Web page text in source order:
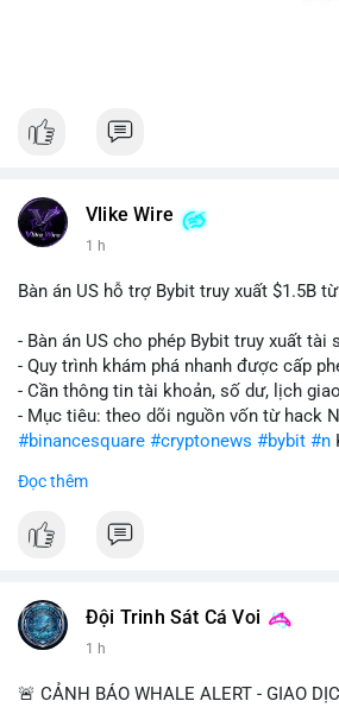
Vlike Wire
1 h
Bàn án US hỗ trợ Bybit truy xuất $1.5B
- Bàn án US cho phép Bybit truy xuất tài
- Quy trình khám phá nhanh được cấp
- Cần thông tin tài khoản, số dư, lịch
- Mục tiêu: theo dõi nguồn vốn từ hack
#binancesquare #cryptonews #bybit #n
$btc $eth
#vlikevn #titanbot
Đọc thêm
Đội Trinh Sát Cá Voi
1 h
🚨 CẢNH BÁO WHALE ALERT - GIAO